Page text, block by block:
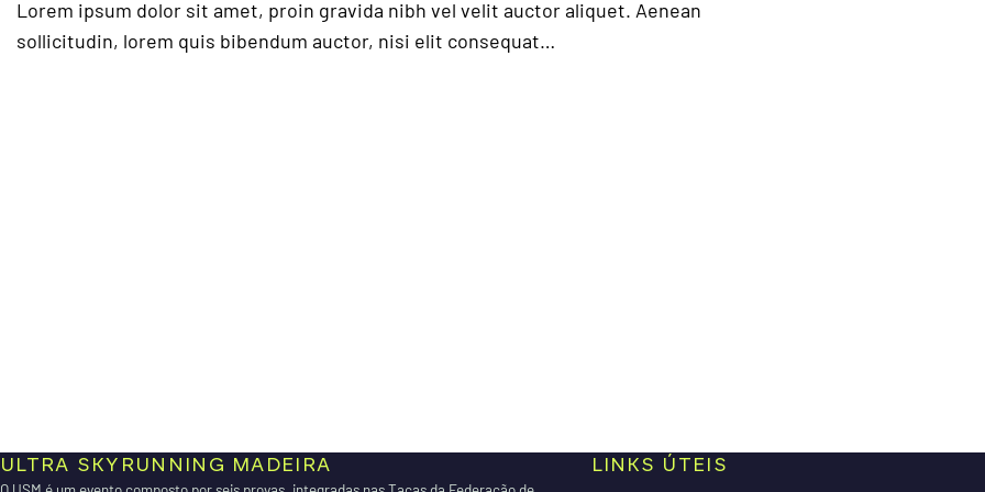
Lorem ipsum dolor sit amet, proin gravida nibh vel velit auctor aliquet. Aenean
sollicitudin, lorem quis bibendum auctor, nisi elit consequat…
ULTRA SKYRUNNING MADEIRA LINKS ÚTEIS